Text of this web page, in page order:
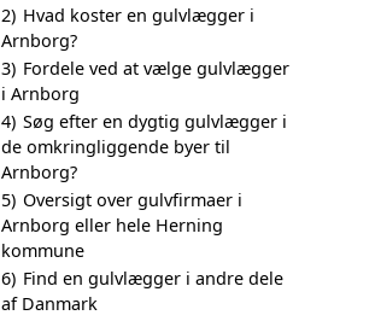
2) Hvad koster en gulvlægger i
Arnborg?
3) Fordele ved at vælge gulvlægger
i Arnborg
4) Søg efter en dygtig gulvlægger i
de omkringliggende byer til
Arnborg?
5) Oversigt over gulvfirmaer i
Arnborg eller hele Herning
kommune
6) Find en gulvlægger i andre dele
af Danmark